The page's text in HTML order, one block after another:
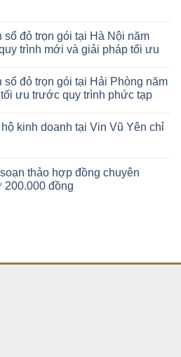
sổ đỏ trọn gói tại Hà Nội năm
trình mới và giải pháp tối ưu
sổ đỏ trọn gói tại Hải Phòng năm
ưu trước quy trình phức tạp
kinh doanh tại Vin Vũ Yên chỉ
thảo hợp đồng chuyên
200.000 đồng